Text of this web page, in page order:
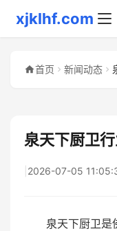
xjklhf.com
首页 新闻动态
泉天下厨卫
2026-07-05
泉天下厨卫是